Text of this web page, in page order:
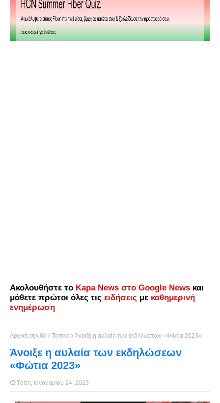
Ακολουθήστε το Kapa News στο Google News και
μάθετε πρώτοι όλες τις ειδήσεις με καθημερινή
ενημέρωση
Αρχική σελίδα Τοπικά Άνοιξε η αυλαία των εκδηλώσεων «Φώτια 2023»
Άνοιξε η αυλαία των εκδηλώσεων
«Φώτια 2023»
Τρίτη, Ιανουαρίου 24, 2023